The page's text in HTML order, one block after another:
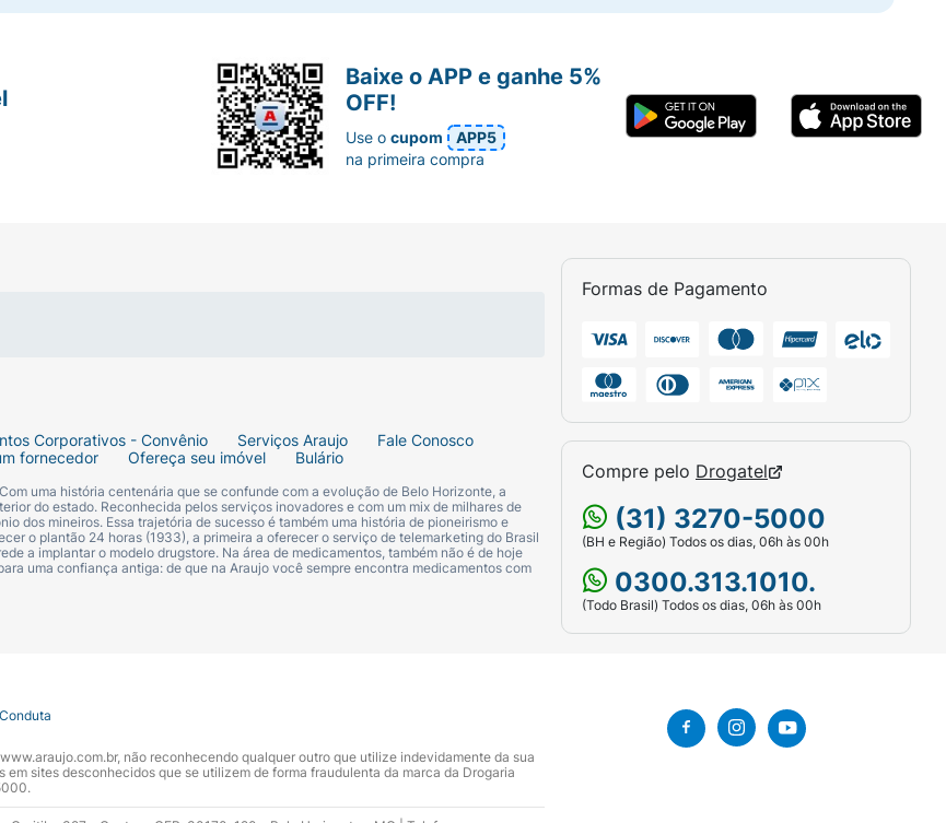
Corporativos - Convênio Serviços Araujo
Fale Conosco
fornecedor Ofereça seu imóvel Bulário
uma história centenária que se confunde com a evolução de Belo Horizonte, a
do estado. Reconhecida pelos serviços inovadores e com um mix de milhares de
dos mineiros. Essa trajetória de sucesso é também uma história de pioneirismo e
o plantão 24 horas (1933), a primeira a oferecer o serviço de telemarketing do Brasil
a implantar o modelo drugstore. Na área de medicamentos, também não é de hoje
uma confiança antiga: de que na Araujo você sempre encontra medicamentos com
Formas de Pagamento
Compre pelo Drogatel
(31) 3270-5000
(BH e Região) Todos os dias, 06h às 00h
0300.313.1010.
(Todo Brasil) Todos os dias, 06h às 00h
Baixe o APP e ganhe 5%
OFF!
Use ocupom
APP5
na primeira compra
não reconhecendo qualquer outro que utilize indevidamente da sua
sites desconhecidos que se utilizem de forma fraudulenta da marca da Drogaria